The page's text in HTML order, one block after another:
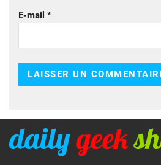
E-mail *